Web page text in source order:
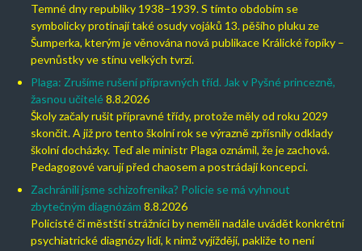
Temné dny republiky 1938–1939. S tímto obdobím se
symbolicky protínají také osudy vojáků 13. pěšího pluku ze
Šumperka, kterým je věnována nová publikace Králické řopíky –
pevnůstky ve stínu velkých tvrzí.
Plaga: Zrušíme rušení přípravných tříd. Jak v Pyšné princezně,
žasnou učitelé 8.8.2026
Školy začaly rušit přípravné třídy, protože měly od roku 2029
skončit. A již pro tento školní rok se výrazně zpřísnily odklady
školní docházky. Teď ale ministr Plaga oznámil, že je zachová.
Pedagogové varují před chaosem a postrádají koncepci.
Zachránili jsme schizofrenika? Policie se má vyhnout
zbytečným diagnózám 8.8.2026
Policisté či městští strážníci by neměli nadále uvádět konkrétní
psychiatrické diagnózy lidí, k nimž vyjíždějí, pakliže to není